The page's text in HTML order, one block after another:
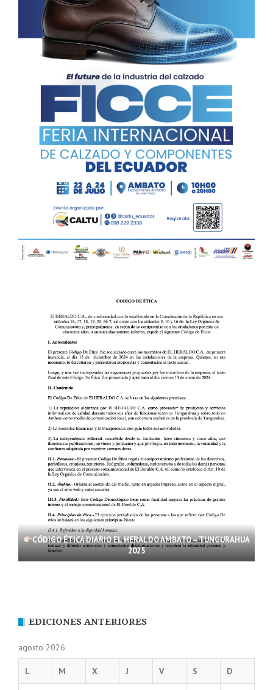
CÓDIGO ÉTICA DIARIO EL HERALDO AMBATO – TUNGURAHUA
2025
EDICIONES ANTERIORES
agosto 2026
L M X J V S D